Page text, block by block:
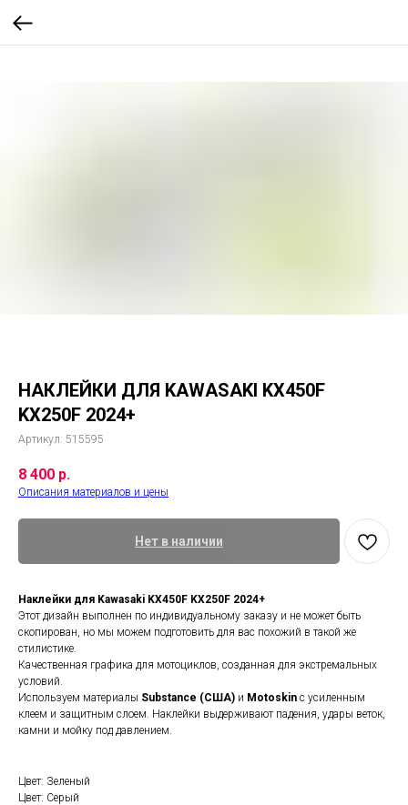
НАКЛЕЙКИ ДЛЯ KAWASAKI KX450F
KX250F 2024+
Артикул: 515595
8 400 р.
Описания материалов и цены
Нет в наличии
Наклейки для Kawasaki KX450F KX250F 2024+
Этот дизайн выполнен по индивидуальному заказу и не может быть
скопирован, но мы можем подготовить для вас похожий в такой же
стилистике.
Качественная графика для мотоциклов, созданная для экстремальных
условий.
Используем материалы Substance (США) и Motoskin с усиленным
клеем и защитным слоем. Наклейки выдерживают падения, удары веток,
камни и мойку под давлением.
Цвет: Зеленый
Цвет: Серый